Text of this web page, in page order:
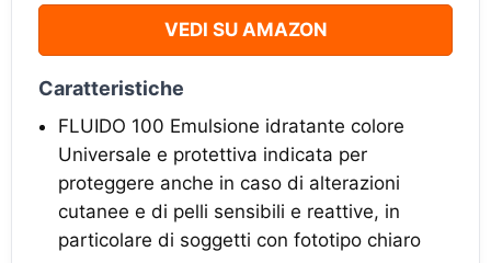
VEDI SU AMAZON
Caratteristiche
FLUIDO 100 Emulsione idratante colore
Universale e protettiva indicata per
proteggere anche in caso di alterazioni
cutanee e di pelli sensibili e reattive, in
particolare di soggetti con fototipo chiaro